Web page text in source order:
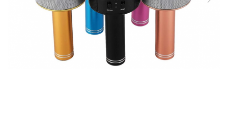
Iluminat & Electrice
Kit-uri automatizari porti si usi
Mobila dormitor